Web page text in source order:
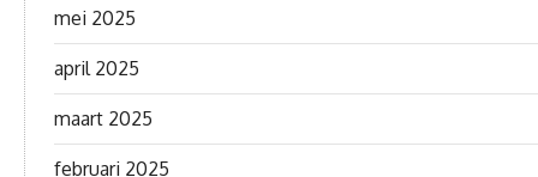
mei 2025
april 2025
maart 2025
februari 2025